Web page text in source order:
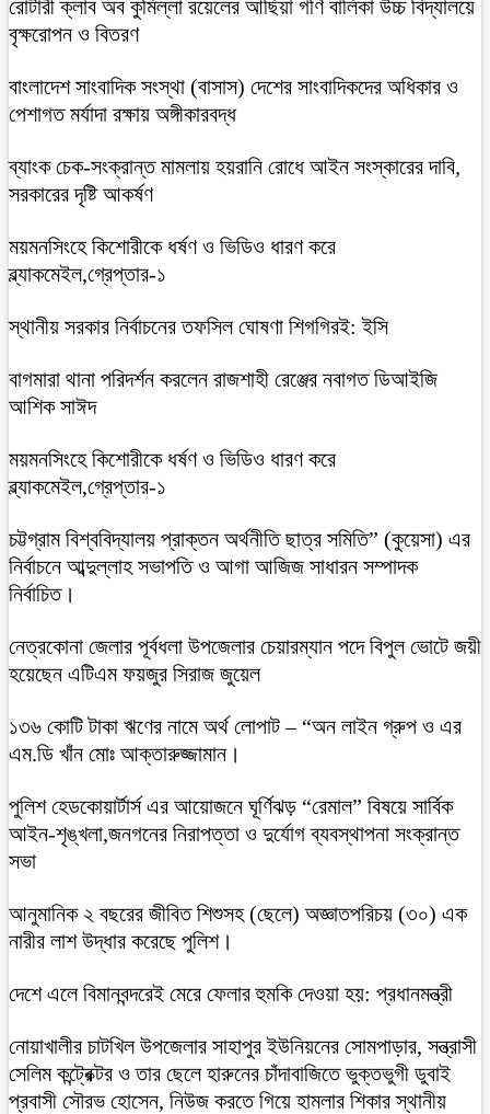
রোটারী ক্লাব অব কুমিল্লা রয়েলের আছিয়া গণি বালিকা উচ্চ বিদ্যালয়ে
বৃক্ষরোপন ও বিতরণ
বাংলাদেশ সাংবাদিক সংস্থা (বাসাস) দেশের সাংবাদিকদের অধিকার ও
পেশাগত মর্যাদা রক্ষায় অঙ্গীকারবদ্ধ
ব্যাংক চেক-সংক্রান্ত মামলায় হয়রানি রোধে আইন সংস্কারের দাবি,
সরকারের দৃষ্টি আকর্ষণ
ময়মনসিংহে কিশোরীকে ধর্ষণ ও ভিডিও ধারণ করে
ব্ল্যাকমেইল,গ্রেপ্তার-১
স্থানীয় সরকার নির্বাচনের তফসিল ঘোষণা শিগগিরই: ইসি
বাগমারা থানা পরিদর্শন করলেন রাজশাহী রেঞ্জের নবাগত ডিআইজি
আশিক সাঈদ
ময়মনসিংহে কিশোরীকে ধর্ষণ ও ভিডিও ধারণ করে
ব্ল্যাকমেইল,গ্রেপ্তার-১
চট্টগ্রাম বিশ্ববিদ্যালয় প্রাক্তন অর্থনীতি ছাত্র সমিতি” (কুয়েসা) এর
নির্বাচনে আব্দুল্লাহ সভাপতি ও আগা আজিজ সাধারন সম্পাদক
নির্বাচিত।
নেত্রকোনা জেলার পূর্বধলা উপজেলার চেয়ারম্যান পদে বিপুল ভোটে জয়ী
হয়েছেন এটিএম ফয়জুর সিরাজ জুয়েল
১৩৬ কোটি টাকা ঋণের নামে অর্থ লোপাট – “অন লাইন গ্রুপ ও এর
এম.ডি খাঁন মোঃ আক্তারুজ্জামান।
পুলিশ হেডকোয়ার্টার্স এর আয়োজনে ঘূর্ণিঝড় “রেমাল” বিষয়ে সার্বিক
আইন-শৃঙ্খলা,জনগনের নিরাপত্তা ও দুর্যোগ ব্যবস্থাপনা সংক্রান্ত
সভা
আনুমানিক ২ বছরের জীবিত শিশুসহ (ছেলে) অজ্ঞাতপরিচয় (৩০) এক
নারীর লাশ উদ্ধার করেছে পুলিশ।
দেশে এলে বিমানবন্দরেই মেরে ফেলার হুমকি দেওয়া হয়: প্রধানমন্ত্রী
নোয়াখালীর চাটখিল উপজেলার সাহাপুর ইউনিয়নের সোমপাড়ার, সন্ত্রাসী
সেলিম কন্ট্রেক্টর ও তার ছেলে হারুনের চাঁদাবাজিতে ভুক্তভুগী ডুবাই
প্রবাসী সৌরভ হোসেন, নিউজ করতে গিয়ে হামলার শিকার স্থানীয়